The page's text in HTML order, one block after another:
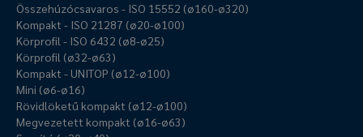
Összehúzócsavaros - ISO 15552 (ø160-ø320)
Kompakt - ISO 21287 (ø20-ø100)
Körprofil - ISO 6432 (ø8-ø25)
Körprofil (ø32-ø63)
Kompakt - UNITOP (ø12-ø100)
Mini (ø6-ø16)
Rövidlöketű kompakt (ø12-ø100)
Megvezetett kompakt (ø16-ø63)